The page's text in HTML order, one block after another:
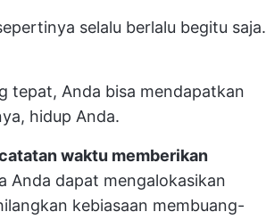
selalu berlalu begitu saja.
tepat, Anda bisa mendapatkan
hidup Anda.
waktu memberikan
Anda dapat mengalokasikan
kebiasaan membuang-